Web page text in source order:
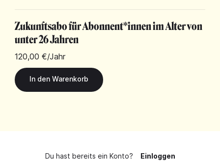
Zukunftsabo für Abonnent*innen im Alter von
unter 26 Jahren
120,00 €/Jahr
Du hast bereits ein Konto? Einloggen